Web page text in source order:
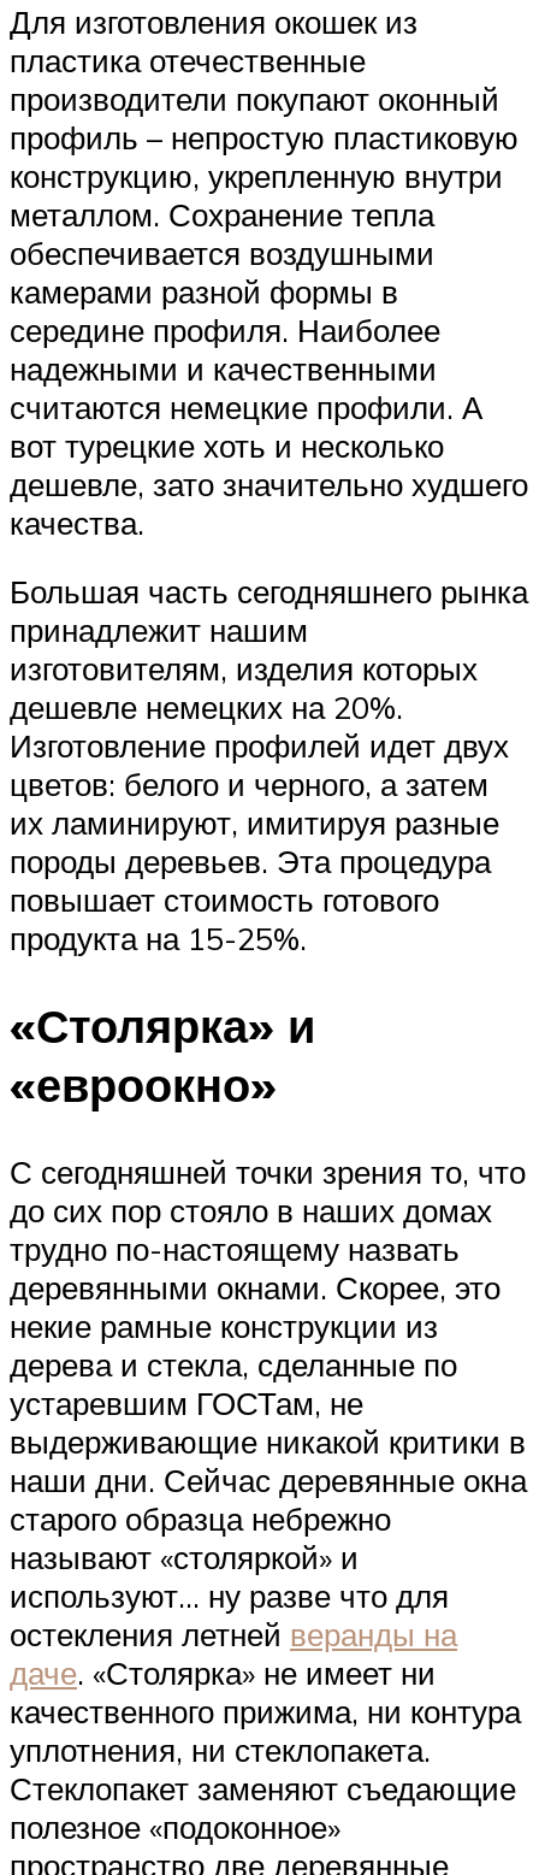
Для изготовления окошек из
пластика отечественные
производители покупают оконный
профиль – непростую пластиковую
конструкцию, укрепленную внутри
металлом. Сохранение тепла
обеспечивается воздушными
камерами разной формы в
середине профиля. Наиболее
надежными и качественными
считаются немецкие профили. А
вот турецкие хоть и несколько
дешевле, зато значительно худшего
качества.
Большая часть сегодняшнего рынка
принадлежит нашим
изготовителям, изделия которых
дешевле немецких на 20%.
Изготовление профилей идет двух
цветов: белого и черного, а затем
их ламинируют, имитируя разные
породы деревьев. Эта процедура
повышает стоимость готового
продукта на 15-25%.
«Столярка» и
«евроокно»
С сегодняшней точки зрения то, что
до сих пор стояло в наших домах
трудно по-настоящему назвать
деревянными окнами. Скорее, это
некие рамные конструкции из
дерева и стекла, сделанные по
устаревшим ГОСТам, не
выдерживающие никакой критики в
наши дни. Сейчас деревянные окна
старого образца небрежно
называют «столяркой» и
используют… ну разве что для
остекления летней веранды на
даче. «Столярка» не имеет ни
качественного прижима, ни контура
уплотнения, ни стеклопакета.
Стеклопакет заменяют съедающие
полезное «подоконное»
пространство две деревянные